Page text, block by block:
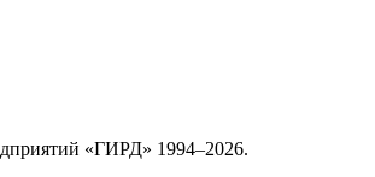
«ГИРД» 1994–2026.